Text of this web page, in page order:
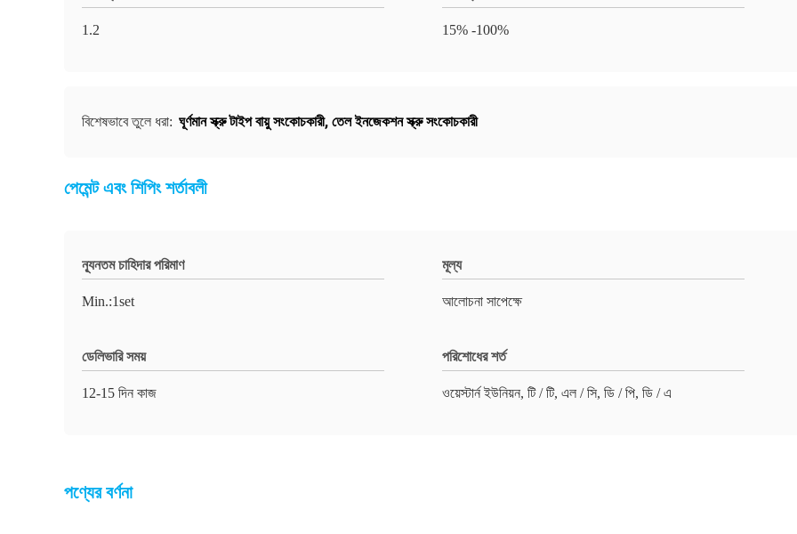
1.2 15% -100%
বিশেষভাবে তুলে ধরা: ঘূর্ণমান স্ক্রু টাইপ বায়ু সংকোচকারী, তেল ইনজেকশন স্ক্রু সংকোচকারী
পেমেন্ট এবং শিপিং শর্তাবলী
ন্যূনতম চাহিদার পরিমাণ
Min.:1set
মূল্য
আলোচনা সাপেক্ষে
ডেলিভারি সময়
12-15 দিন কাজ
পরিশোধের শর্ত
ওয়েস্টার্ন ইউনিয়ন, টি / টি, এল / সি, ডি / পি, ডি / এ
পণ্যের বর্ণনা